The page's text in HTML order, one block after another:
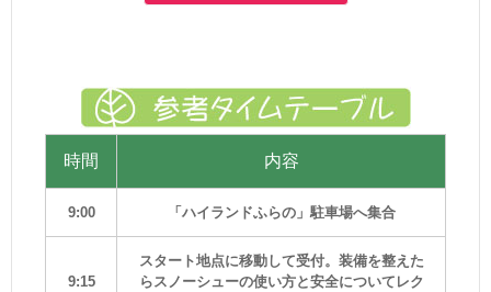
時間 内容
9:00 「ハイランドふらの」駐車場へ集合
9:15
スタート地点に移動して受付。装備を整えた
らスノーシューの使い方と安全についてレク